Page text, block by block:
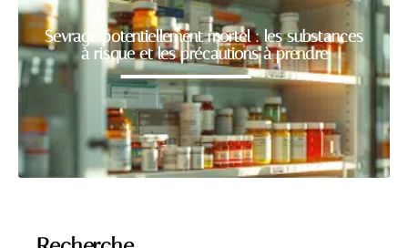
Sevrage potentiellement mortel : les substances
à risque et les précautions à prendre